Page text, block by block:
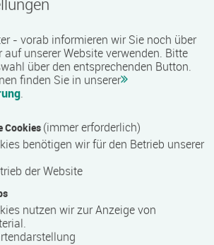
- vorab informieren wir Sie noch über
auf unserer Website verwenden. Bitte
über den entsprechenden Button.
finden Sie in unserer
.
Cookies (immer erforderlich)
benötigen wir für den Betrieb unserer
der Website
nutzen wir zur Anzeige von